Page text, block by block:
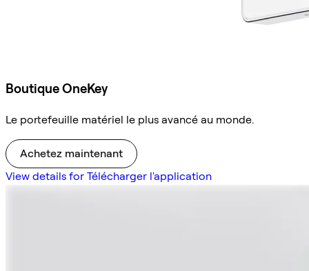
Boutique OneKey
Le portefeuille matériel le plus avancé au monde.
Achetez maintenant
View details for Télécharger l'application